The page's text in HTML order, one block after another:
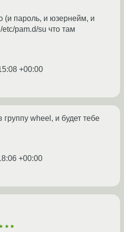
(и пароль, и юзернейм, и
pam.d/su что там
+00:00
wheel, и будет тебе
+00:00